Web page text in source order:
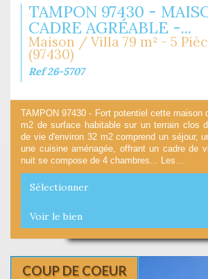
TAMPON 97430 -
CADRE AGRÉABLE -...
Maison / Villa 79 m² - 5
(97430)
Ref 26-5707
TAMPON 97430 - Fort potentiel cette maison
m2 de surface habitable sur un terrain clos
de vie d'environ 32 m2 comprend un séjour,
une cuisine aménagée, offrant un cadre de
nuit se compose de 4 chambres... Les...
Sélectionner
Voir le bien
COUP DE COEUR